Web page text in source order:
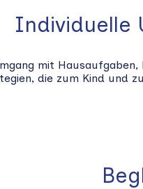
Individuelle
mit
die zum Kind und